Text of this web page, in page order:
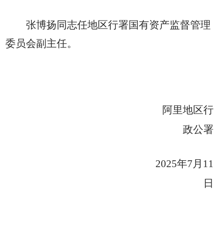
张博扬同志任地区行署国有资产监督管理
委员会副主任。
阿里地区行
政公署
2025年7月 11
日